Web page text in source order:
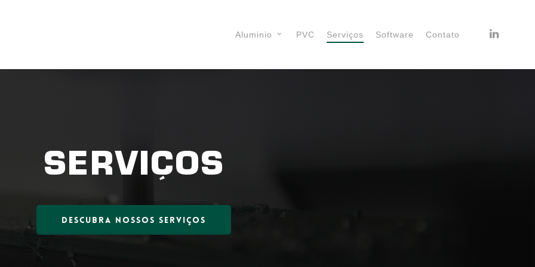
Aluminio PVC Serviços Software Contato linkedin
SERVIÇOS
Descubra nossos serviços